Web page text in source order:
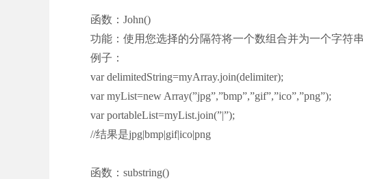
函数：John()
功能：使用您选择的分隔符将一个数组合并为一个字符串
例子：
var delimitedString=myArray.join(delimiter);
var myList=new Array(”jpg”,”bmp”,”gif”,”ico”,”png”);
var portableList=myList.join(”|”);
//结果是jpg|bmp|gif|ico|png
函数：substring()